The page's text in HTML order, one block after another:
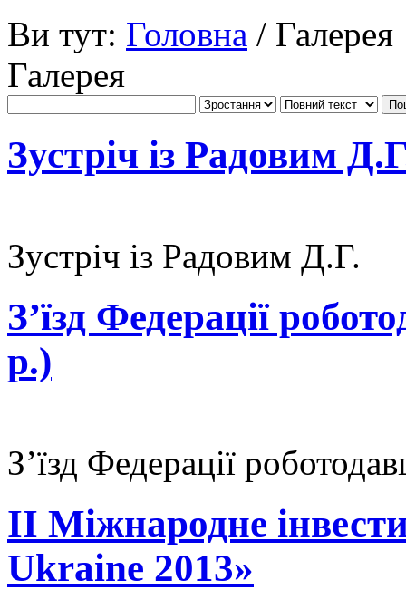
Ви тут: Головна / Галерея
Галерея
Зустріч із Радовим
Зустріч із Радовим Д.Г.
З’їзд Федерації
р.)
З’їзд Федерації
ІІ Міжнародне
Ukraine 2013»